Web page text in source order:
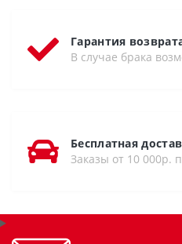
Гарантия
В случае брака
Бесплатная
Заказы от 10 000р.